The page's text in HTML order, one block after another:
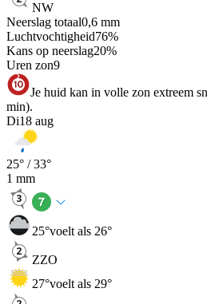
NW
Neerslag totaal0,6 mm
Luchtvochtigheid76%
Kans op neerslag20%
Uren zon9
Je huid kan in volle zon extreem
min).
Di18 aug
25° /33°
1 mm
25°voelt als 26°
ZZO
27°voelt als 29°